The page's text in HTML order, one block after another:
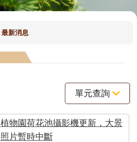
最新消息
單元查詢
植物園荷花池攝影機更新，大景
照片暫時中斷